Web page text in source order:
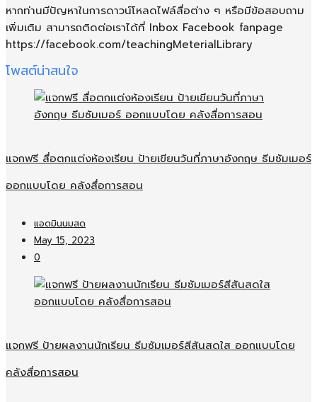
หากท่านมีปัญหาในการดาวน์โหลดไฟล์สื่อต่าง ๆ หรือมีข้อสอบถาม
เพิ่มเติม สามารถติดต่อเราได้ที่ Inbox Facebook fanpage
https://facebook.com/teachingMeterialLibrary
โพสต์น่าสนใจ
แจกฟรี สื่อตกแต่งห้องเรียน ป้ายเขียนวันที่ภาษาอังกฤษ ธีมซัมเมอร์
ออกแบบโดย คลังสื่อการสอน
แอดมินนมสด
May 15, 2023
0
แจกฟรี ป้ายผลงานนักเรียน ธีมซัมเมอร์สีสันสดใส ออกแบบโดย
คลังสื่อการสอน